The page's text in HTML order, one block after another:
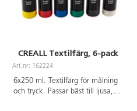
CREALL Textilfärg, 6-pack
Art.nr: 162224
6x250 ml. Textilfärg för målning
och tryck. Passar bäst till ljusa,